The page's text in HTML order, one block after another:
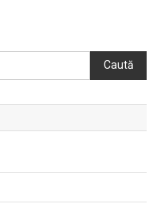
Caută